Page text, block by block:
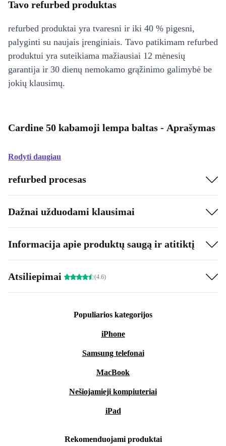
Tavo refurbed produktas
refurbed produktai yra tvaresni ir iki 40 % pigesni,
palyginti su naujais įrenginiais. Tavo patikimam refurbed
produktui yra suteikiama mažiausiai 12 mėnesių
garantija ir 30 dienų nemokamo grąžinimo galimybė be
jokių klausimų.
Cardine 50 kabamoji lempa baltas - Aprašymas
Rodyti daugiau
refurbed procesas
Dažnai užduodami klausimai
Informacija apie produktų saugą ir atitiktį
Atsiliepimai (4.6)
Populiarios kategorijos
iPhone
Samsung telefonai
MacBook
Nešiojamieji kompiuteriai
iPad
Rekomenduojami produktai